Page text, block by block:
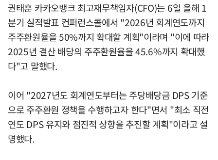
권태훈 카카오뱅크 최고재무책임자(CFO)는 6일 올해 1
분기 실적발표 컨퍼런스콜에서 "2026년 회계연도까지
주주환원율을 50%까지 확대할 계획"이라며 "이에 따라
2025년 결산 배당의 주주환원율을 45.6%까지 확대했
다"고 말했다.
이어 "2027년도 회계연도부터는 주당배당금 DPS 기준
으로 주주환원 정책을 수행하고자 한다"면서 "최소 직전
연도 DPS 유지와 점진적 상향을 추진할 계획"이라고 설
명했다.